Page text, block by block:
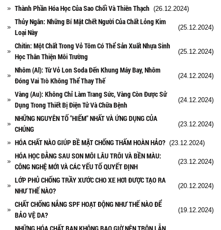
Thành Phần Hóa Học Của Sao Chổi Và Thiên Thạch (26.12.2024)
Thủy Ngân: Những Bí Mật Chết Người Của Chất Lỏng Kim
Loại Này
(25.12.2024)
Chitin: Một Chất Trong Vỏ Tôm Có Thể Sản Xuất Nhựa Sinh
Học Thân Thiện Môi Trường
(25.12.2024)
Nhôm (Al): Từ Vỏ Lon Soda Đến Khung Máy Bay, Nhôm
Đóng Vai Trò Không Thể Thay Thế
(24.12.2024)
Vàng (Au): Không Chỉ Làm Trang Sức, Vàng Còn Được Sử
Dụng Trong Thiết Bị Điện Tử Và Chữa Bệnh
(24.12.2024)
NHỮNG NGUYÊN TỐ "HIẾM" NHẤT VÀ ỨNG DỤNG CỦA
CHÚNG
(23.12.2024)
HÓA CHẤT NÀO GIÚP BỀ MẶT CHỐNG THẤM HOÀN HẢO? (23.12.2024)
HÓA HỌC ĐẰNG SAU SON MÔI LÂU TRÔI VÀ BỀN MÀU:
CÔNG NGHỆ MỚI VÀ CÁC YẾU TỐ QUYẾT ĐỊNH
(23.12.2024)
LỚP PHỦ CHỐNG TRẦY XƯỚC CHO XE HƠI ĐƯỢC TẠO RA
NHƯ THẾ NÀO?
(20.12.2024)
CHẤT CHỐNG NẮNG SPF HOẠT ĐỘNG NHƯ THẾ NÀO ĐỂ
BẢO VỆ DA?
(19.12.2024)